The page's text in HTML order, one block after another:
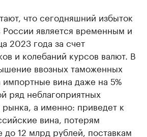
что сегодняшний избыток
является временным и
2023 года за счет
и колебаний курсов валют. В
ввозных таможенных
вина даже на 5%
ряд неблагоприятных
рынка, а именно: приведет к
вина, потерям
12 млрд рублей, поставкам